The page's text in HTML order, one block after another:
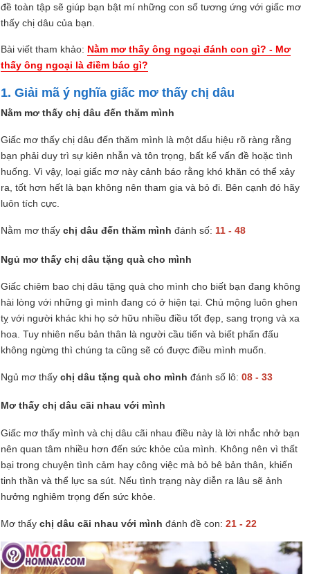
đề toàn tập sẽ giúp bạn bật mí những con số tương ứng với giấc mơ
thấy chị dâu của bạn.
Bài viết tham khảo: Nằm mơ thấy ông ngoại đánh con gì? - Mơ
thấy ông ngoại là điềm báo gì?
1. Giải mã ý nghĩa giấc mơ thấy chị dâu
Nằm mơ thấy chị dâu đến thăm mình
Giấc mơ thấy chị dâu đến thăm mình là một dấu hiệu rõ ràng rằng
bạn phải duy trì sự kiên nhẫn và tôn trọng, bất kể vấn đề hoặc tình
huống. Vì vậy, loại giấc mơ này cảnh báo rằng khó khăn có thể xảy
ra, tốt hơn hết là bạn không nên tham gia và bỏ đi. Bên cạnh đó hãy
luôn tích cực.
Nằm mơ thấy chị dâu đến thăm mình đánh số: 11 - 48
Ngủ mơ thấy chị dâu tặng quà cho mình
Giấc chiêm bao chị dâu tặng quà cho mình cho biết bạn đang không
hài lòng với những gì mình đang có ở hiện tại. Chủ mộng luôn ghen
tỵ với người khác khi họ sở hữu nhiều điều tốt đẹp, sang trọng và xa
hoa. Tuy nhiên nếu bản thân là người cầu tiến và biết phấn đấu
không ngừng thì chúng ta cũng sẽ có được điều mình muốn.
Ngủ mơ thấy chị dâu tặng quà cho mình đánh số lô: 08 - 33
Mơ thấy chị dâu cãi nhau với mình
Giấc mơ thấy mình và chị dâu cãi nhau điều này là lời nhắc nhở bạn
nên quan tâm nhiều hơn đến sức khỏe của mình. Không nên vì thất
bại trong chuyện tình cảm hay công việc mà bỏ bê bản thân, khiến
tinh thần và thể lực sa sút. Nếu tình trạng này diễn ra lâu sẽ ảnh
hưởng nghiêm trọng đến sức khỏe.
Mơ thấy chị dâu cãi nhau với mình đánh đề con: 21 - 22